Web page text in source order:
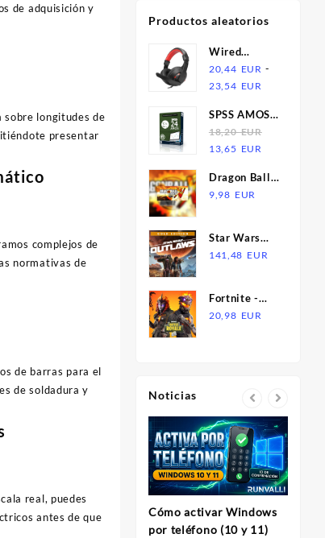
de adquisición y
longitudes de
presentar
complejos de
normativas de
de barras para el
de soldadura y
real, puedes
antes de que
Productos aleatorios
Wired
Headset
Stereo
Headphone
For Music
20,44 EUR -
23,54 EUR
precios:
desde
20,44
SPSS AMOS
24 -
Garantizado
18,20EUR
El
original
era:
EUR.
13,65 EUR
actual
Dragon Ball
Xenoverse
Required
Steam CD
9,98 EUR
Star Wars
Outlaws:
141,48 EUR
Fortnite -
Lava Legends
20,98 EUR
Noticias
Cómo activar Windows
por teléfono (10 y 11)